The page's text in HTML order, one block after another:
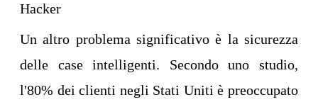
Hacker
Un altro problema significativo è la sicurezza
delle case intelligenti. Secondo uno studio,
l'80% dei clienti negli Stati Uniti è preoccupato